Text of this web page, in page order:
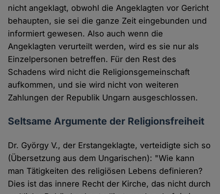
nicht angeklagt, obwohl die Angeklagten vor Gericht
behaupten, sie sei die ganze Zeit eingebunden und
informiert gewesen. Also auch wenn die
Angeklagten verurteilt werden, wird es sie nur als
Einzelpersonen betreffen. Für den Rest des
Schadens wird nicht die Religionsgemeinschaft
aufkommen, und sie wird nicht von weiteren
Zahlungen der Republik Ungarn ausgeschlossen.
Seltsame Argumente der Religionsfreiheit
Dr. György V., der Erstangeklagte, verteidigte sich so
(Übersetzung aus dem Ungarischen): "Wie kann
man Tätigkeiten des religiösen Lebens definieren?
Dies ist das innere Recht der Kirche, das nicht durch